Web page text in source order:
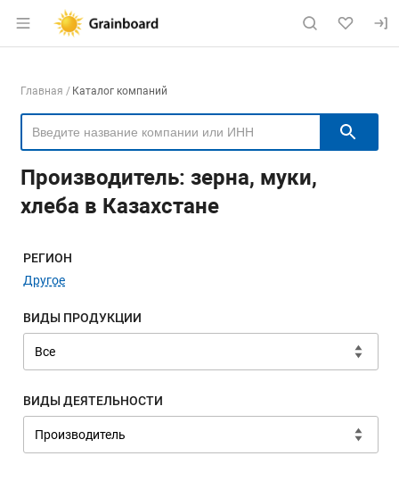
Раздел навигации по сайту
Навигация по компаниям
Главная Каталог компаний
Производитель: зерна, муки,
хлеба в Казахстане
Меню навигации
РЕГИОН
Другое
ВИДЫ ПРОДУКЦИИ
ВИДЫ ДЕЯТЕЛЬНОСТИ